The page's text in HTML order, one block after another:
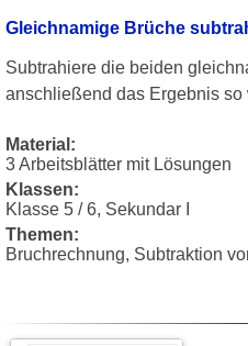
Gleichnamige Brüche
Subtrahiere die beiden
anschließend das Ergebnis so
Material:
3 Arbeitsblätter mit Lösungen
Klassen:
Klasse 5 / 6, Sekundar I
Themen:
Bruchrechnung, Subtraktion